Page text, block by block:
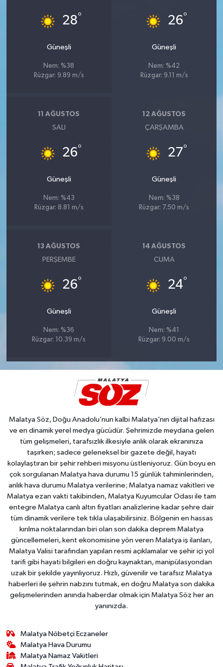
28°
Güneşli
Nem: %38
Rüzgar: 9.89 m/s
26°
Güneşli
Nem: %42
Rüzgar: 9.11 m/s
11 AĞUSTOS
SALI
26°
Güneşli
Nem: %43
Rüzgar: 8.81 m/s
12 AĞUSTOS
ÇARŞAMBA
27°
Güneşli
Nem: %38
Rüzgar: 7.50 m/s
13 AĞUSTOS
PERŞEMBE
26°
Güneşli
Nem: %36
Rüzgar: 10.39 m/s
14 AĞUSTOS
CUMA
24°
Güneşli
Nem: %41
Rüzgar: 9.00 m/s
Malatya Söz, Doğu Anadolu’nun kalbi Malatya’nın dijital hafızası
ve en dinamik yerel medya gücüdür. Şehrimizde meydana gelen
tüm gelişmeleri, tarafsızlık ilkesiyle anlık olarak ekranınıza
taşırken; sadece geleneksel bir gazete değil, hayatı
kolaylaştıran bir şehir rehberi misyonu üstleniyoruz. Gün boyu en
çok sorgulanan Malatya hava durumu 15 günlük tahminlerinden,
anlık hava durumu Malatya verilerine; Malatya namaz vakitleri ve
Malatya ezan vakti takibinden, Malatya Kuyumcular Odası ile tam
entegre Malatya canlı altın fiyatları analizlerine kadar şehre dair
tüm dinamik verilere tek tıkla ulaşabilirsiniz. Bölgenin en hassas
kırılma noktalarından biri olan son dakika deprem Malatya
güncellemeleri, kent ekonomisine yön veren Malatya iş ilanları,
Malatya Valisi tarafından yapılan resmi açıklamalar ve şehir içi yol
tarifi gibi hayati bilgileri en doğru kaynaktan, manipülasyondan
uzak bir şekilde yayınlıyoruz. Hızlı, güvenilir ve tarafsız Malatya
haberleri ile şehrin nabzını tutmak, en doğru Malatya son dakika
gelişmelerinden anında haberdar olmak için Malatya Söz her an
yanınızda.
Malatya Nöbetçi Eczaneler
Malatya Hava Durumu
Malatya Namaz Vakitleri